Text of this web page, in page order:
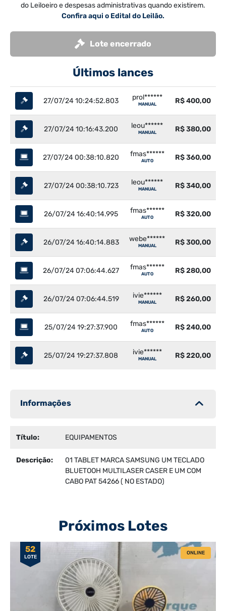
do Leiloeiro e despesas administrativas quando existirem.
Confira aqui o Edital do Leilão.
Lote encerrado
Últimos lances
27/07/24 10:24:52.803 prol******
MANUAL R$ 400,00
27/07/24 10:16:43.200 leou******
MANUAL R$ 380,00
27/07/24 00:38:10.820 fmas******
AUTO R$ 360,00
27/07/24 00:38:10.723 leou******
MANUAL R$ 340,00
26/07/24 16:40:14.995 fmas******
AUTO R$ 320,00
26/07/24 16:40:14.883 webe******
MANUAL R$ 300,00
26/07/24 07:06:44.627 fmas******
AUTO R$ 280,00
26/07/24 07:06:44.519 ivie******
MANUAL R$ 260,00
25/07/24 19:27:37.900 fmas******
AUTO R$ 240,00
25/07/24 19:27:37.808 ivie******
MANUAL R$ 220,00
Informações
Título: EQUIPAMENTOS
Descrição:
01 TABLET MARCA SAMSUNG UM TECLADO
BLUETOOH MULTILASER CASER E UM COM
CABO PAT 54266 ( NO ESTADO)
Próximos Lotes
52
LOTE
ONLINE